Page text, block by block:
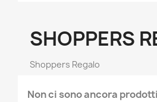
SHOPPERS
Shoppers Regalo
Non ci sono ancora